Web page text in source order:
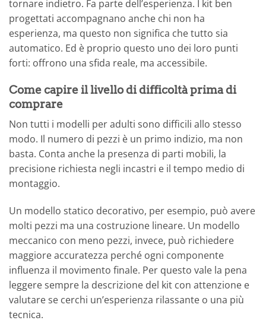
tornare indietro. Fa parte dell’esperienza. I kit ben
progettati accompagnano anche chi non ha
esperienza, ma questo non significa che tutto sia
automatico. Ed è proprio questo uno dei loro punti
forti: offrono una sfida reale, ma accessibile.
Come capire il livello di difficoltà prima di
comprare
Non tutti i modelli per adulti sono difficili allo stesso
modo. Il numero di pezzi è un primo indizio, ma non
basta. Conta anche la presenza di parti mobili, la
precisione richiesta negli incastri e il tempo medio di
montaggio.
Un modello statico decorativo, per esempio, può avere
molti pezzi ma una costruzione lineare. Un modello
meccanico con meno pezzi, invece, può richiedere
maggiore accuratezza perché ogni componente
influenza il movimento finale. Per questo vale la pena
leggere sempre la descrizione del kit con attenzione e
valutare se cerchi un’esperienza rilassante o una più
tecnica.